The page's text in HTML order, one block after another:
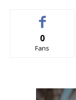
0
Fans